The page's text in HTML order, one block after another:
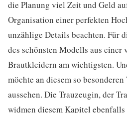
die Planung viel Zeit und Geld
Organisation einer perfekten
unzählige Details beachten. Für
des schönsten Modells aus
Brautkleidern am wichtigsten.
möchte an diesem so
aussehen. Die Trauzeugin, der
widmen diesem Kapitel